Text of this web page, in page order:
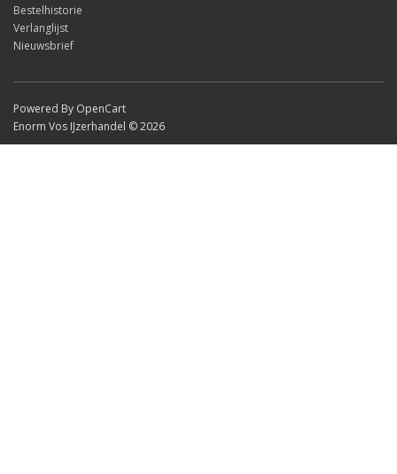
Bestelhistorie
Verlanglijst
Nieuwsbrief
Powered By OpenCart
Enorm Vos IJzerhandel © 2026